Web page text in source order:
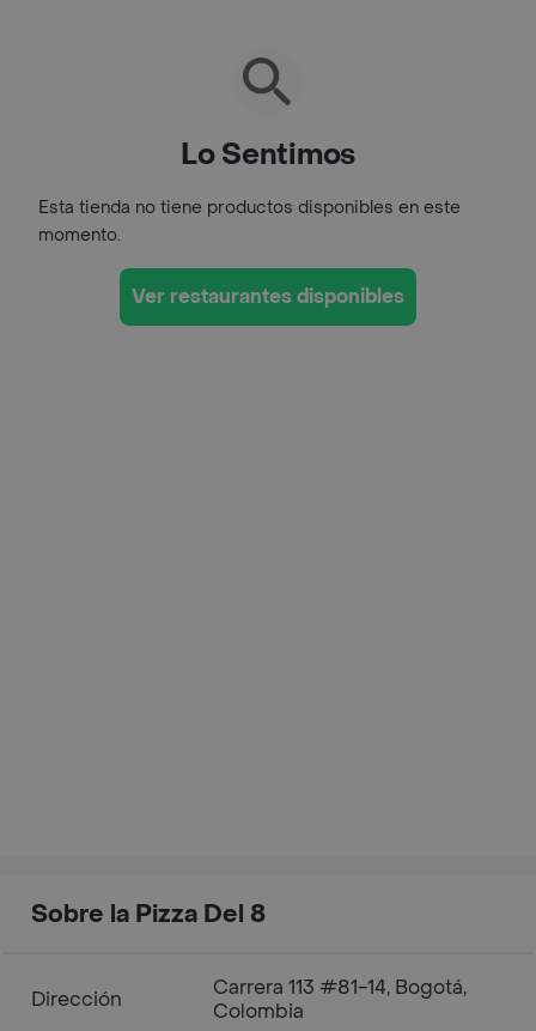
Lo Sentimos
Esta tienda no tiene productos disponibles en este
momento.
Ver restaurantes disponibles
Sobre la Pizza Del 8
Dirección
Carrera 113 #81-14, Bogotá,
Colombia